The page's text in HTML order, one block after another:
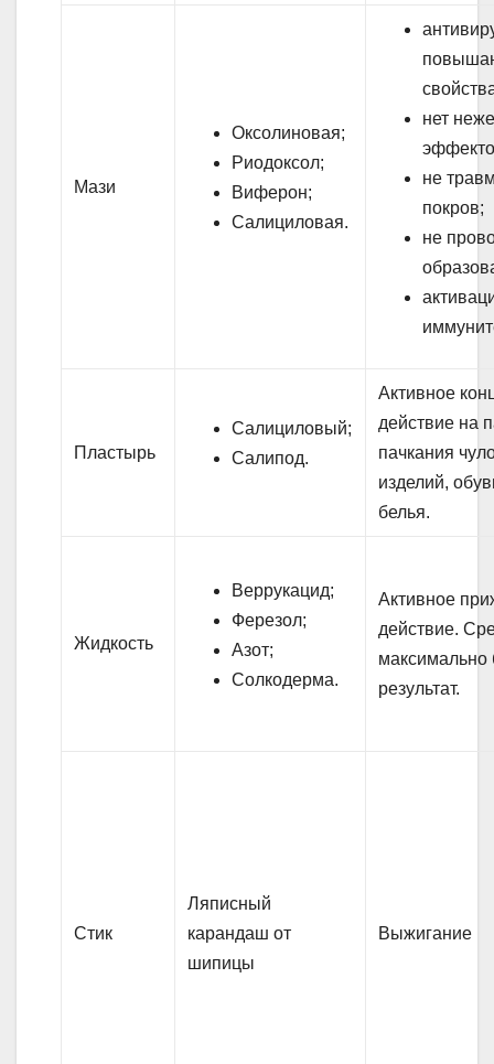
Мази
Оксолиновая;
Риодоксол;
Виферон;
Салициловая.
нет
не
покров;
не
Пластырь
Салициловый;
Салипод.
Активное
действие на
пачкания
изделий,
белья.
Жидкость
Веррукацид;
Ферезол;
Азот;
Солкодерма.
Активное
действие.
результат.
Стик
Ляписный
карандаш от
шипицы
Выжигание